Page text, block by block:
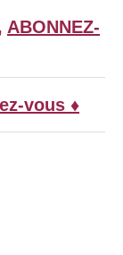
ABONNEZ-
vous ♦